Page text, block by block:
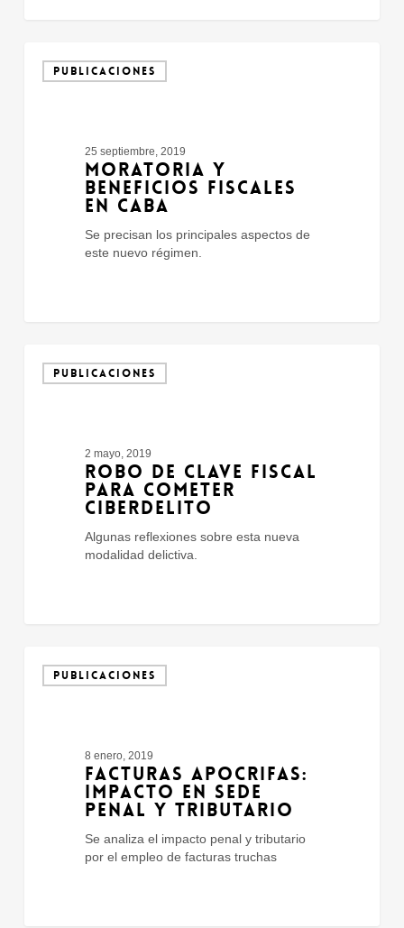
beneficios
PUBLICACIONES
25 septiembre, 2019
MORATORIA Y
BENEFICIOS FISCALES
EN CABA
Se precisan los principales aspectos de
este nuevo régimen.
Clave
PUBLICACIONES
2 mayo, 2019
ROBO DE CLAVE FISCAL
PARA COMETER
CIBERDELITO
Algunas reflexiones sobre esta nueva
modalidad delictiva.
Apocrifas:
Impacto
PUBLICACIONES
8 enero, 2019
FACTURAS APOCRIFAS:
IMPACTO EN SEDE
PENAL Y TRIBUTARIO
Se analiza el impacto penal y tributario
por el empleo de facturas truchas